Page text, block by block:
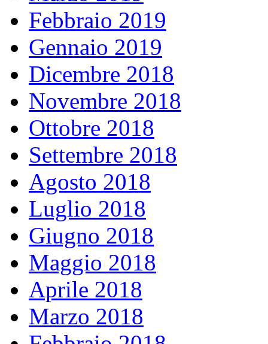
Febbraio 2019
Gennaio 2019
Dicembre 2018
Novembre 2018
Ottobre 2018
Settembre 2018
Agosto 2018
Luglio 2018
Giugno 2018
Maggio 2018
Aprile 2018
Marzo 2018